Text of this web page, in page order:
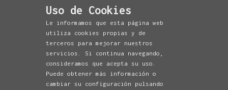
Uso de Cookies
Le informamos que esta página web
utiliza cookies propias y de
terceros para mejorar nuestros
servicios. Si continua navegando,
consideramos que acepta su uso.
Puede obtener más información o
cambiar su configuración pulsando